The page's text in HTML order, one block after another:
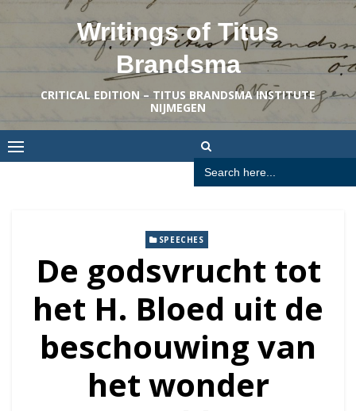
Writings of Titus
Brandsma
CRITICAL EDITION – TITUS BRANDSMA INSTITUTE
NIJMEGEN
Search
for:
SPEECHES
De godsvrucht tot
het H. Bloed uit de
beschouwing van
het wonder